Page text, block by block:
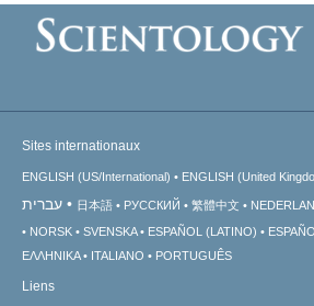
Sites internationaux
ENGLISH (US/International) ENGLISH (United
עברית 日本語 РУССКИЙ 繁體中文
NORSK
SVENSKA ESPAÑOL (LATINO)
ΕΛΛΗΝΙΚA
ITALIANO PORTUGUÊS
Liens